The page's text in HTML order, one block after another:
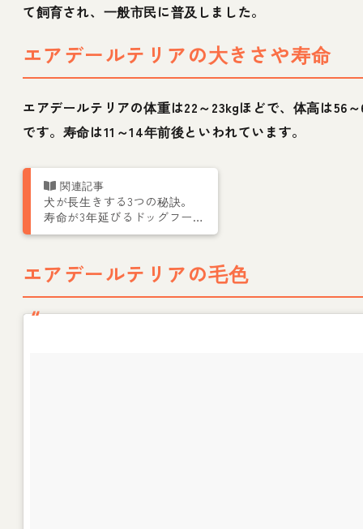
て飼育され、一般市民に普及しました。
エアデールテリアの大きさや寿命
エアデールテリアの体重は22～23kgほどで、体高は56
です。寿命は11～14年前後といわれています。
犬が長生きする3つの秘訣。
寿命が3年延びるドッグフー
ドとは
エアデールテリアの毛色